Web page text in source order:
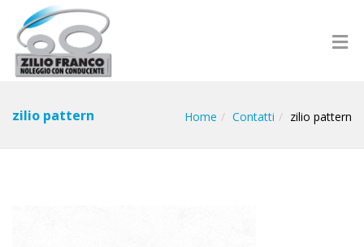
zilio pattern Home Contatti zilio pattern